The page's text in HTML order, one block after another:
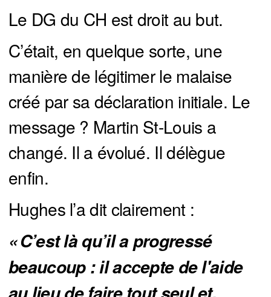
Le DG du CH est droit au but.
C’était, en quelque sorte, une
manière de légitimer le malaise
créé par sa déclaration initiale. Le
message ? Martin St-Louis a
changé. Il a évolué. Il délègue
enfin.
Hughes l’a dit clairement :
« C’est là qu’il a progressé
beaucoup : il accepte de l'aide